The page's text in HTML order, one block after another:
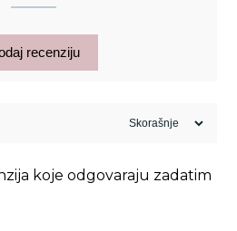
recenziju
koje odgovaraju zadatim